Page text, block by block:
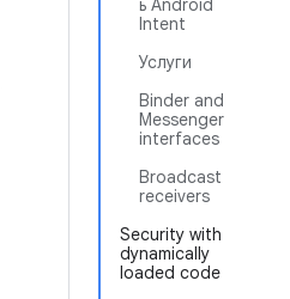
ь Android
Intent
Услуги
Binder and
Messenger
interfaces
Broadcast
receivers
Security with
dynamically
loaded code